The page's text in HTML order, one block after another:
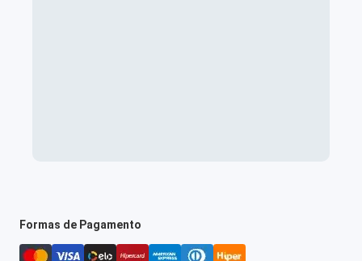
Formas de Pagamento